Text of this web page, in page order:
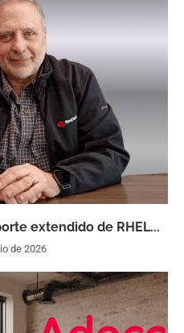
extendido de RHEL...
de 2026